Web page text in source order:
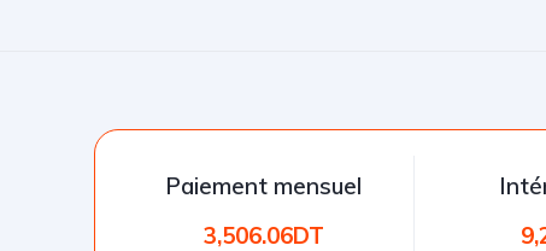
Paiement mensuel
3,506.06DT